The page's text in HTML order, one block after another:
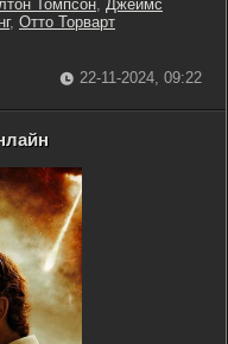
Томпсон, Джеймс
, Отто Торварт
22-11-2024, 09:22